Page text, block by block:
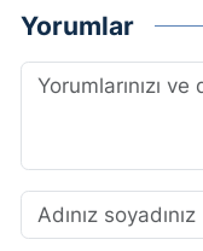
Yorumlar